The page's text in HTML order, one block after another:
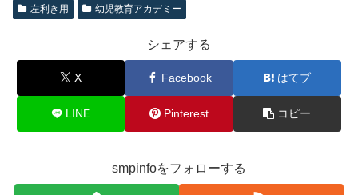
左利き用
幼児教育アカデミー
シェアする
X Facebook はてブ
LINE Pinterest コピー
smpinfoをフォローする